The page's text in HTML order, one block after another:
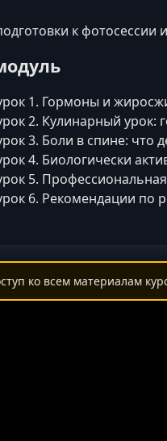
к фотосессии
1. Гормоны и
2. Кулинарный урок:
3. Боли в спине: что
4. Биологически
5.
6. Рекомендации по
ко всем материалам